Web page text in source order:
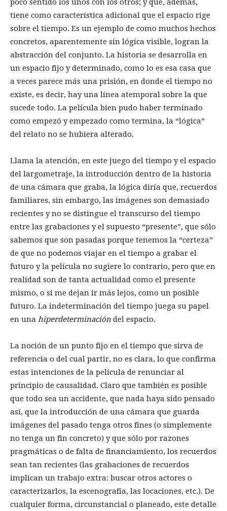
poco sentido los unos con los otros; y que, además,
tiene como característica adicional que el espacio rige
sobre el tiempo. Es un ejemplo de como muchos hechos
concretos, aparentemente sin lógica visible, logran la
abstracción del conjunto. La historia se desarrolla en
un espacio fijo y determinado, como lo es esa casa que
a veces parece más una prisión, en donde el tiempo no
existe, es decir, hay una línea atemporal sobre la que
sucede todo. La película bien pudo haber terminado
como empezó y empezado como termina, la “lógica”
del relato no se hubiera alterado.
Llama la atención, en este juego del tiempo y el espacio
del largometraje, la introducción dentro de la historia
de una cámara que graba, la lógica diría que, recuerdos
familiares, sin embargo, las imágenes son demasiado
recientes y no se distingue el transcurso del tiempo
entre las grabaciones y el supuesto “presente”, que sólo
sabemos que son pasadas porque tenemos la “certeza”
de que no podemos viajar en el tiempo a grabar el
futuro y la película no sugiere lo contrario, pero que en
realidad son de tanta actualidad como el presente
mismo, o si me dejan ir más lejos, como un posible
futuro. La indeterminación del tiempo juega su papel
en una hiperdeterminación del espacio.
La noción de un punto fijo en el tiempo que sirva de
referencia o del cual partir, no es clara, lo que confirma
estas intenciones de la película de renunciar al
principio de causalidad. Claro que también es posible
que todo sea un accidente, que nada haya sido pensado
así, que la introducción de una cámara que guarda
imágenes del pasado tenga otros fines (o simplemente
no tenga un fin concreto) y que sólo por razones
pragmáticas o de falta de financiamiento, los recuerdos
sean tan recientes (las grabaciones de recuerdos
implican un trabajo extra: buscar otros actores o
caracterizarlos, la escenografía, las locaciones, etc.). De
cualquier forma, circunstancial o planeado, este detalle